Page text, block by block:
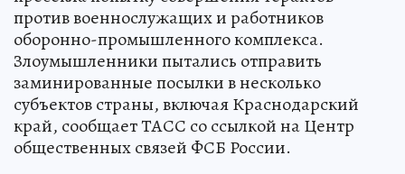
против военнослужащих и работников
оборонно-промышленного комплекса.
Злоумышленники пытались отправить
заминированные посылки в несколько
субъектов страны, включая Краснодарский
край, сообщает ТАСС со ссылкой на Центр
общественных связей ФСБ России.